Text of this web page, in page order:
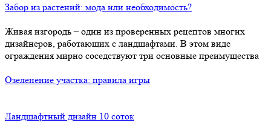
Забор из растений: мода или необходимость?
Живая изгородь – один из проверенных рецептов многих
дизайнеров, работающих с ландшафтами. В этом виде
ограждения мирно соседствуют три основные преимущества
Озеленение участка: правила игры
Ландшафтный дизайн 10 соток